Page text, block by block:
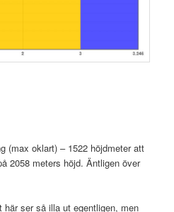
(max oklart) – 1522 höjdmeter att
2058 meters höjd. Äntligen över
ser så illa ut egentligen, men